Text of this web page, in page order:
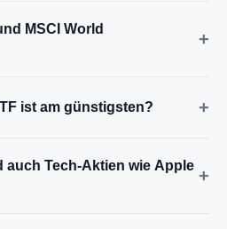
MSCI World
+
ist am günstigsten? +
auch Tech-Aktien wie Apple
+